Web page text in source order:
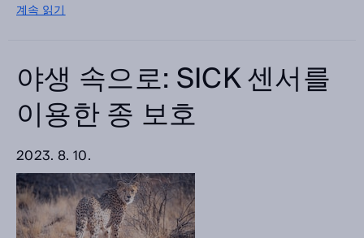
계속 읽기
야생 속으로: SICK 센서를
이용한 종 보호
2023. 8. 10.